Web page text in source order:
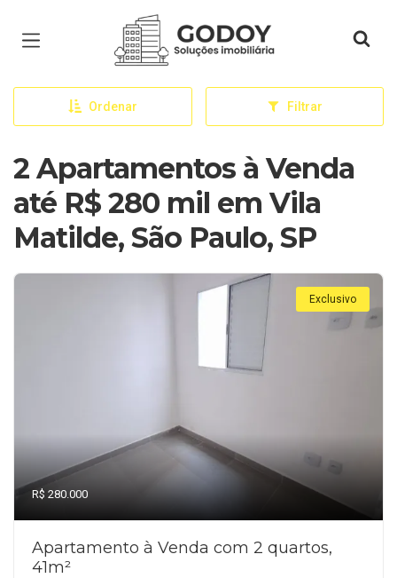
Página inicial
Ordenar Filtrar
2 Apartamentos à Venda
até R$ 280 mil em Vila
Matilde, São Paulo, SP
Exclusivo
R$ 280.000
Apartamento à Venda com 2 quartos,
41m²